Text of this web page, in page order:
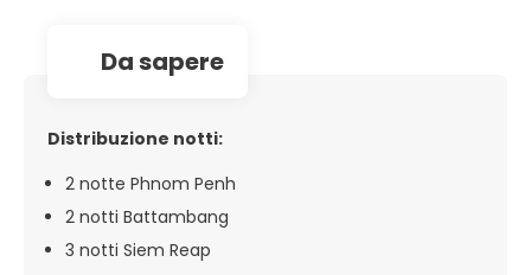
da sapere
Distribuzione notti:
2 notte Phnom Penh
2 notti Battambang
3 notti Siem Reap